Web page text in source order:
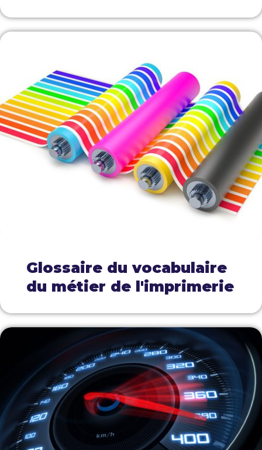
Glossaire du vocabulaire
du métier de l'imprimerie